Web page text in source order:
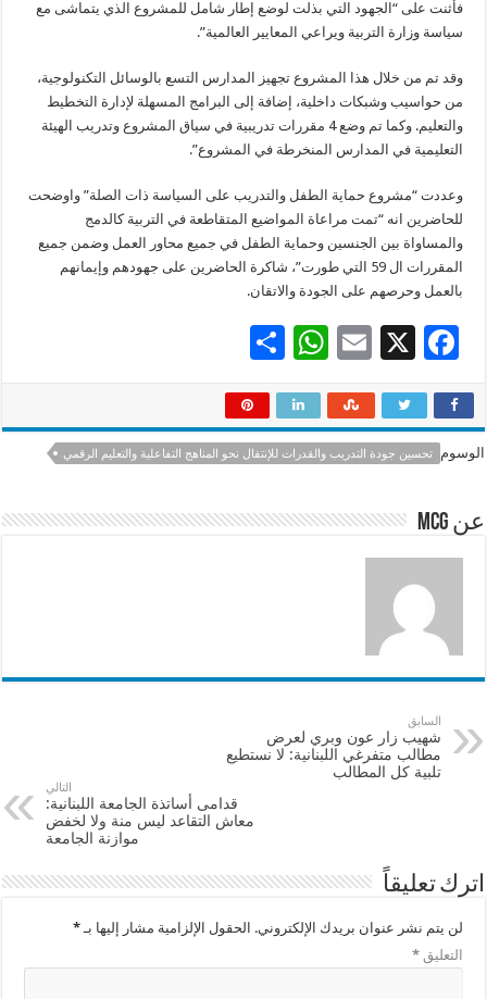
فأثنت على “الجهود التي بذلت لوضع إطار شامل للمشروع الذي يتماشى مع
سياسة وزارة التربية ويراعي المعايير العالمية”.
وقد تم من خلال هذا المشروع تجهيز المدارس التسع بالوسائل التكنولوجية،
من حواسيب وشبكات داخلية، إضافة إلى البرامج المسهلة لإدارة التخطيط
والتعليم. وكما تم وضع 4 مقررات تدريبية في سياق المشروع وتدريب الهيئة
التعليمية في المدارس المنخرطة في المشروع”.
وعددت “مشروع حماية الطفل والتدريب على السياسة ذات الصلة” واوضحت
للحاضرين انه “تمت مراعاة المواضيع المتقاطعة في التربية كالدمج
والمساواة بين الجنسين وحماية الطفل في جميع محاور العمل وضمن جميع
المقررات ال 59 التي طورت”، شاكرة الحاضرين على جهودهم وإيمانهم
بالعمل وحرصهم على الجودة والاتقان.
F
e
b
o
k
X
E
ai
l
W
at
sA
p
ar
e
الوسوم تحسين جودة التدريب والقدرات للإنتقال نحو المناهج التفاعلية والتعليم الرقمي
عن mcg
السابق
شهيب زار عون وبري لعرض
مطالب متفرغي اللبنانية: لا نستطيع
تلبية كل المطالب
التالي
قدامى أساتذة الجامعة اللبنانية:
معاش التقاعد ليس منة ولا لخفض
موازنة الجامعة
اترك تعليقاً
لن يتم نشر عنوان بريدك الإلكتروني. الحقول الإلزامية مشار إليها بـ*
التعليق*